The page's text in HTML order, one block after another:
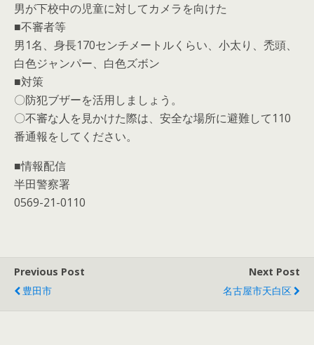
男が下校中の児童に対してカメラを向けた
■不審者等
男1名、身長170センチメートルくらい、小太り、禿頭、
白色ジャンパー、白色ズボン
■対策
〇防犯ブザーを活用しましょう。
〇不審な人を見かけた際は、安全な場所に避難して110
番通報をしてください。
■情報配信
半田警察署
0569-21-0110
Previous Post
豊田市
Next Post
名古屋市天白区